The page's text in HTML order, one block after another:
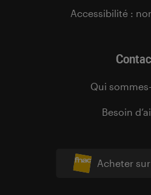
Acheter
Accessibilité :
Qui
Besoin